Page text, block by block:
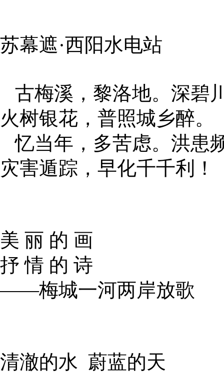
苏幕遮·西阳水电站
古梅溪，黎洛地。深碧
火树银花，普照城乡醉。
忆当年，多苦虑。洪患
灾害遁踪，早化千千利！
美 丽 的 画
抒 情 的 诗
——梅城一河两岸放歌
清澈的水 蔚蓝的天